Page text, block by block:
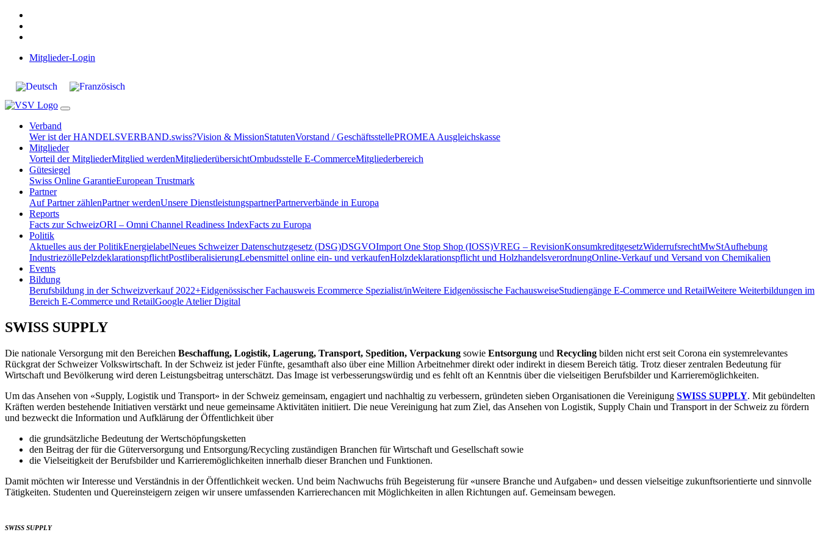
Mitglieder-Login
Verband
Wer ist der HANDELSVERBAND.swiss?Vision & MissionStatutenVorstand / GeschäftsstellePROMEA Ausgleichskasse
Mitglieder
Vorteil der MitgliederMitglied werdenMitgliederübersichtOmbudsstelle E-CommerceMitgliederbereich
Gütesiegel
Swiss Online GarantieEuropean Trustmark
Partner
Auf Partner zählenPartner werdenUnsere DienstleistungspartnerPartnerverbände in Europa
Reports
Facts zur SchweizORI – Omni Channel Readiness IndexFacts zu Europa
Politik
Aktuelles aus der PolitikEnergielabelNeues Schweizer Datenschutzgesetz (DSG)DSGVOImport One Stop Shop (IOSS)VREG – RevisionKonsumkreditgesetzWiderrufsrechtMwStAufhebung
IndustriezöllePelzdeklarationspflichtPostliberalisierungLebensmittel online ein- und verkaufenHolzdeklarationspflicht und HolzhandelsverordnungOnline-Verkauf und Versand von Chemikalien
Events
Bildung
Berufsbildung in der Schweizverkauf 2022+Eidgenössischer Fachausweis Ecommerce Spezialist/inWeitere Eidgenössische FachausweiseStudiengänge E-Commerce und RetailWeitere Weiterbildungen im
Bereich E-Commerce und RetailGoogle Atelier Digital
SWISS SUPPLY
Die nationale Versorgung mit den Bereichen Beschaffung, Logistik, Lagerung, Transport, Spedition, Verpackung sowie Entsorgung und Recycling bilden nicht erst seit Corona ein systemrelevantes
Rückgrat der Schweizer Volkswirtschaft. In der Schweiz ist jeder Fünfte, gesamthaft also über eine Million Arbeitnehmer direkt oder indirekt in diesem Bereich tätig. Trotz dieser zentralen Bedeutung für
Wirtschaft und Bevölkerung wird deren Leistungsbeitrag unterschätzt. Das Image ist verbesserungswürdig und es fehlt oft an Kenntnis über die vielseitigen Berufsbilder und Karrieremöglichkeiten.
Um das Ansehen von «Supply, Logistik und Transport» in der Schweiz gemeinsam, engagiert und nachhaltig zu verbessern, gründeten sieben Organisationen die Vereinigung SWISS SUPPLY. Mit gebündelten
Kräften werden bestehende Initiativen verstärkt und neue gemeinsame Aktivitäten initiiert. Die neue Vereinigung hat zum Ziel, das Ansehen von Logistik, Supply Chain und Transport in der Schweiz zu fördern
und bezweckt die Information und Aufklärung der Öffentlichkeit über
die grundsätzliche Bedeutung der Wertschöpfungsketten
den Beitrag der für die Güterversorgung und Entsorgung/Recycling zuständigen Branchen für Wirtschaft und Gesellschaft sowie
die Vielseitigkeit der Berufsbilder und Karrieremöglichkeiten innerhalb dieser Branchen und Funktionen.
Damit möchten wir Interesse und Verständnis in der Öffentlichkeit wecken. Und beim Nachwuchs früh Begeisterung für «unsere Branche und Aufgaben» und dessen vielseitige zukunftsorientierte und sinnvolle
Tätigkeiten. Studenten und Quereinsteigern zeigen wir unsere umfassenden Karrierechancen mit Möglichkeiten in allen Richtungen auf. Gemeinsam bewegen.
SWISS SUPPLY